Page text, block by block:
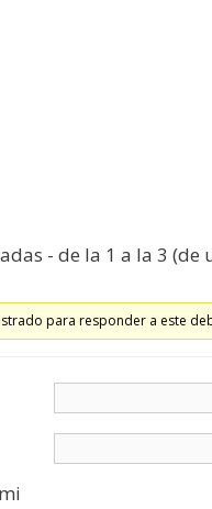
- de la 1 a la 3 (de
para responder a este